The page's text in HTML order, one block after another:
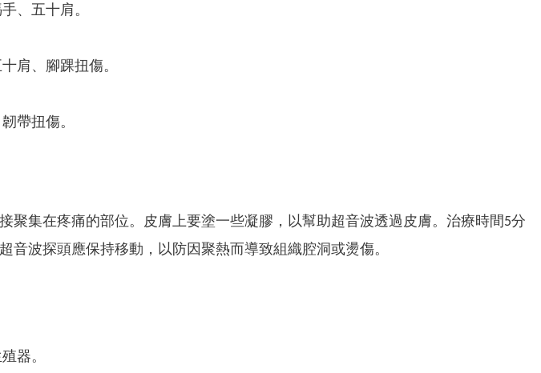
、五十肩。
肩、腳踝扭傷。
帶扭傷。
聚集在疼痛的部位。皮膚上要塗一些凝膠，以幫助超音波透過皮膚。治療時間5分
音波探頭應保持移動，以防因聚熱而導致組織腔洞或燙傷。
器。